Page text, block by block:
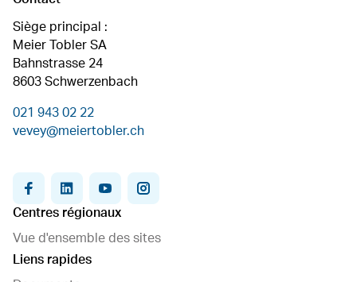
Siège principal :
Meier Tobler SA
Bahnstrasse 24
8603 Schwerzenbach
021 943 02 22
vevey@meiertobler.ch
facebooklinkedin youtubeinstagram
Centres régionaux
Vue d'ensemble des sites
Liens rapides